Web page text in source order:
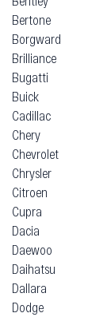
Bertone
Borgward
Brilliance
Bugatti
Buick
Cadillac
Chery
Chevrolet
Chrysler
Citroen
Cupra
Dacia
Daewoo
Daihatsu
Dallara
Dodge